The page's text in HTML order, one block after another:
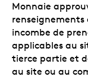
Monnaie
renseignements
incombe de
applicables au
tierce partie et
au site ou au